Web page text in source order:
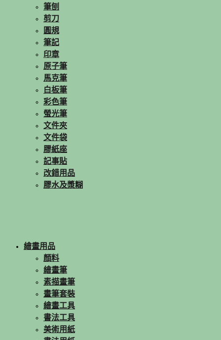
筆刨
剪刀
圓規
筆記
印章
原子筆
馬克筆
白板筆
彩色筆
螢光筆
文件夾
文件袋
膠紙座
記事貼
改錯用品
膠水及漿糊
繪畫用品
顏料
繪畫筆
素描畫筆
畫筆套裝
繪畫工具
書法工具
美術用紙